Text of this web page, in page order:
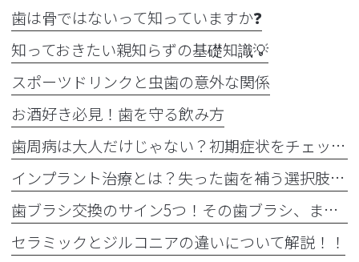
歯は骨ではないって知っていますか❓
知っておきたい親知らずの基礎知識💡
スポーツドリンクと虫歯の意外な関係
お酒好き必見！歯を守る飲み方
歯周病は大人だけじゃない？初期症状をチェック
インプラント治療とは？失った歯を補う選択肢を正しく知りましょう！！
歯ブラシ交換のサイン5つ！その歯ブラシ、まだ使っていませんか？🪥
セラミックとジルコニアの違いについて解説！！